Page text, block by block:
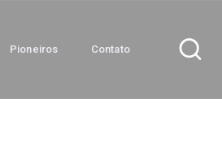
Pioneiros Contato